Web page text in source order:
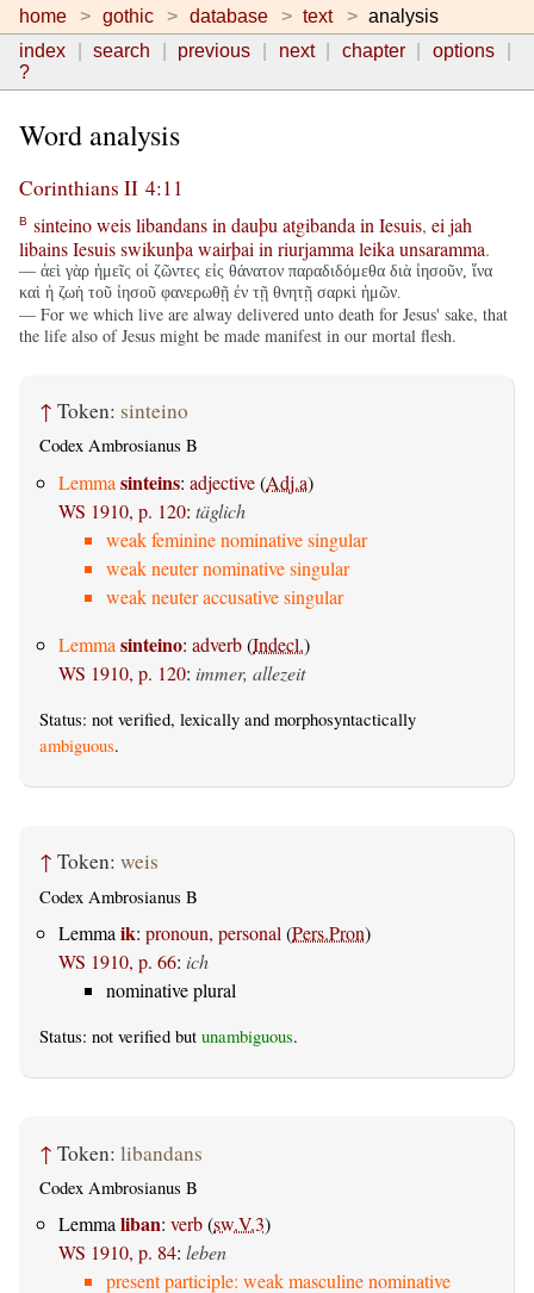
home gothic database text
analysis
index
search previous next chapter
options
?
Word analysis
Corinthians II 4:11
B sinteinoweislibandansin dauþu atgibanda in Iesuis, ei jah
libainsIesuisswikunþa wairþai in riurjamma leika unsaramma.
— ἀεὶ γὰρ ἡμεῖς οἱ ζῶντες εἰς θάνατον παραδιδόμεθα διὰ ἰησοῦν, ἵνα
καὶ ἡ ζωὴ τοῦ ἰησοῦ φανερωθῇ ἐν τῇ θνητῇ σαρκὶ ἡμῶν.
— For we which live are alway delivered unto death for Jesus' sake, that
the life also of Jesus might be made manifest in our mortal flesh.
↑ Token: sinteino
Codex Ambrosianus B
Lemma sinteins: adjective(Adj.a)
WS 1910, p. 120: täglich
weak feminine nominative singular
weak neuter nominative singular
weak neuter accusative singular
Lemma sinteino: adverb(Indecl.)
WS 1910, p. 120: immer, allezeit
Status: not verified, lexically and morphosyntactically
ambiguous.
↑ Token: weis
Codex Ambrosianus B
Lemma ik: pronoun, personal (Pers.Pron)
WS 1910, p. 66: ich
nominative plural
Status: not verified but unambiguous.
↑ Token: libandans
Codex Ambrosianus B
Lemmaliban: verb(sw.V.3)
WS 1910, p. 84: leben
present participle: weak masculine nominative